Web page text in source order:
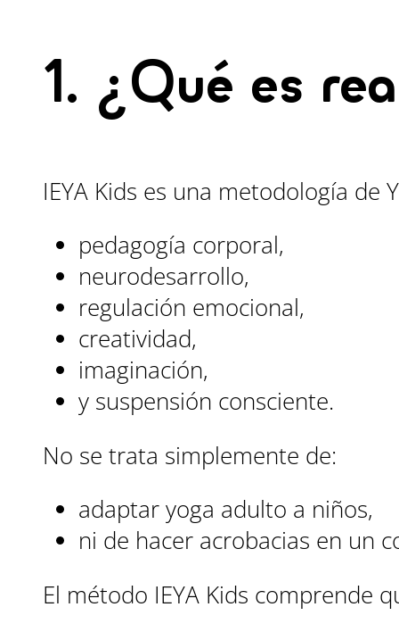
1. ¿Qué es
IEYA Kids es una metodología de
pedagogía corporal,
neurodesarrollo,
regulación emocional,
creatividad,
imaginación,
y suspensión consciente.
No se trata simplemente de:
adaptar yoga adulto a niños,
ni de hacer acrobacias en un
El método IEYA Kids comprende